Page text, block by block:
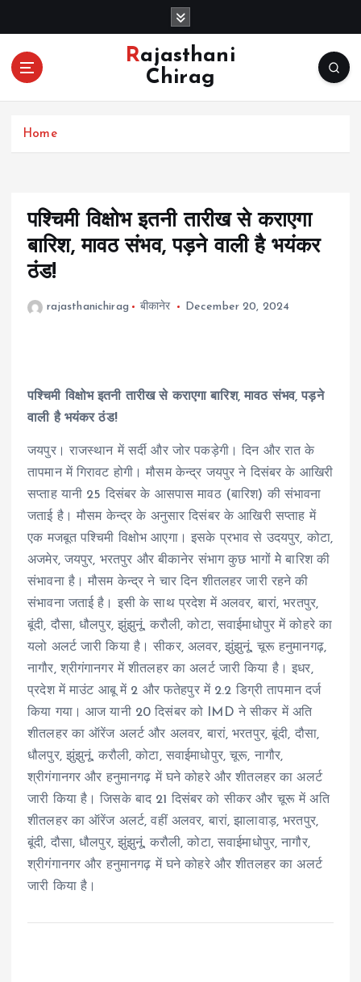
o
Rajasthani
Chirag
Home
पश्चिमी विक्षोभ इतनी तारीख से कराएगा
बारिश, मावठ संभव, पड़ने वाली है भयंकर
ठंड!
rajasthanichirag बीकानेर December 20, 2024
पश्चिमी विक्षोभ इतनी तारीख से कराएगा बारिश, मावठ संभव, पड़ने
वाली है भयंकर ठंड!
जयपुर। राजस्थान में सर्दी और जोर पकड़ेगी। दिन और रात के
तापमान में गिरावट होगी। मौसम केन्द्र जयपुर ने दिसंबर के आखिरी
सप्ताह यानी 25 दिसंबर के आसपास मावठ (बारिश) की संभावना
जताई है। मौसम केन्द्र के अनुसार दिसंबर के आखिरी सप्ताह में
एक मजबूत पश्चिमी विक्षोभ आएगा। इसके प्रभाव से उदयपुर, कोटा,
अजमेर, जयपुर, भरतपुर और बीकानेर संभाग कुछ भागों मेे बारिश की
संभावना है। मौसम केन्द्र ने चार दिन शीतलहर जारी रहने की
संभावना जताई है। इसी के साथ प्रदेश में अलवर, बारां, भरतपुर,
बूंदी, दौसा, धौलपुर, झुंझुनूं, करौली, कोटा, सवाईमाधोपुर में कोहरे का
यलो अलर्ट जारी किया है। सीकर, अलवर, झुंझुनूं, चूरू हनुमानगढ़,
नागौर, श्रीगंगानगर में शीतलहर का अलर्ट जारी किया है। इधर,
प्रदेश में माउंट आबू में 2 और फतेहपुर में 2.2 डिग्री तापमान दर्ज
किया गया। आज यानी 20 दिसंबर को IMD ने सीकर में अति
शीतलहर का ऑरेंज अलर्ट और अलवर, बारां, भरतपुर, बूंदी, दौसा,
धौलपुर, झुंझुनूं, करौली, कोटा, सवाईमाधोपुर, चूरू, नागौर,
श्रीगंगानगर और हनुमानगढ़ में घने कोहरे और शीतलहर का अलर्ट
जारी किया है। जिसके बाद 21 दिसंबर को सीकर और चूरू में अति
शीतलहर का ऑरेंज अलर्ट, वहीं अलवर, बारां, झालावाड़, भरतपुर,
बूंदी, दौसा, धौलपुर, झुंझुनूं, करौली, कोटा, सवाईमाधोपुर, नागौर,
श्रीगंगानगर और हनुमानगढ़ में घने कोहरे और शीतलहर का अलर्ट
जारी किया है।